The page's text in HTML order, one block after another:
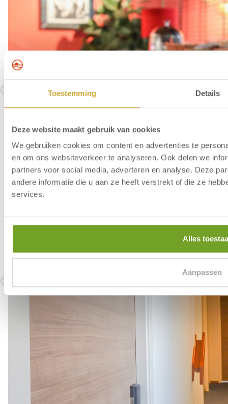
Toestemming Details
Deze website maakt gebruik van cookies
We gebruiken cookies om content en advertenties te
en om ons websiteverkeer te analyseren. Ook delen we
partners voor social media, adverteren en analyse. Deze
andere informatie die u aan ze heeft verstrekt of die ze
services.
Alles
Aanpassen